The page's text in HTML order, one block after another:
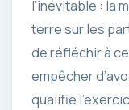
l’inévitable : la
terre sur les
de réfléchir à
empêcher
qualifie